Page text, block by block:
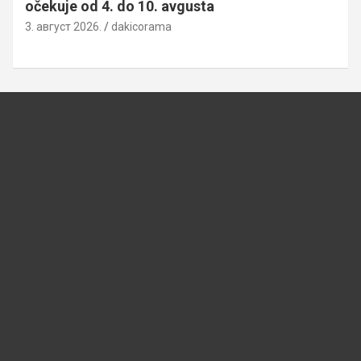
očekuje od 4. do 10. avgusta
3. август 2026. dakicorama